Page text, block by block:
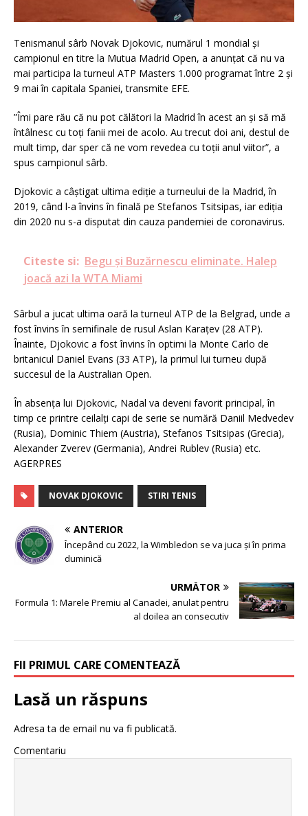
Tenismanul sârb Novak Djokovic, numărul 1 mondial şi
campionul en titre la Mutua Madrid Open, a anunţat că nu va
mai participa la turneul ATP Masters 1.000 programat între 2 şi
9 mai în capitala Spaniei, transmite EFE.
”Îmi pare rău că nu pot călători la Madrid în acest an şi să mă
întâlnesc cu toţi fanii mei de acolo. Au trecut doi ani, destul de
mult timp, dar sper că ne vom revedea cu toţii anul viitor”, a
spus campionul sârb.
Djokovic a câştigat ultima ediţie a turneului de la Madrid, în
2019, când l-a învins în finală pe Stefanos Tsitsipas, iar ediţia
din 2020 nu s-a disputat din cauza pandemiei de coronavirus.
Citeste si: Begu și Buzărnescu eliminate. Halep
joacă azi la WTA Miami
Sârbul a jucat ultima oară la turneul ATP de la Belgrad, unde a
fost învins în semifinale de rusul Aslan Karaţev (28 ATP).
Înainte, Djokovic a fost învins în optimi la Monte Carlo de
britanicul Daniel Evans (33 ATP), la primul lui turneu după
succesul de la Australian Open.
În absenţa lui Djokovic, Nadal va deveni favorit principal, în
timp ce printre ceilalţi capi de serie se numără Daniil Medvedev
(Rusia), Dominic Thiem (Austria), Stefanos Tsitsipas (Grecia),
Alexander Zverev (Germania), Andrei Rublev (Rusia) etc.
AGERPRES
NOVAK DJOKOVIC STIRI TENIS
ANTERIOR
Începând cu 2022, la Wimbledon se va juca şi în prima
duminică
URMĂTOR
Formula 1: Marele Premiu al Canadei, anulat pentru
al doilea an consecutiv
FII PRIMUL CARE COMENTEAZĂ
Lasă un răspuns
Adresa ta de email nu va fi publicată.
Comentariu